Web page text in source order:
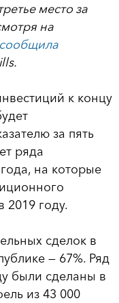
место за
на
сообщила
к концу
за пять
ряда
на которые
2019 году.
сделок в
— 67%. Ряд
были сделаны в
из 43 000